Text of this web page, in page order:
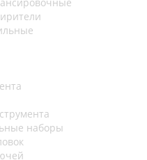
наборы